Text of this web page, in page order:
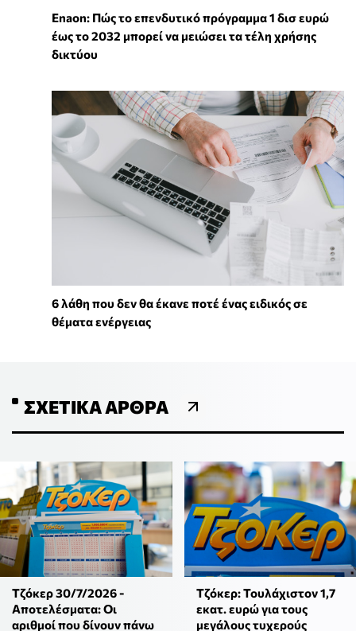
Enaon: Πώς το επενδυτικό πρόγραμμα 1 δισ ευρώ
έως το 2032 μπορεί να μειώσει τα τέλη χρήσης
δικτύου
6 λάθη που δεν θα έκανε ποτέ ένας ειδικός σε
θέματα ενέργειας
ΣΧΕΤΙΚΆ ΆΡΘΡΑ
Τζόκερ 30/7/2026 -
Αποτελέσματα: Οι
αριθμοί που δίνουν πάνω
Τζόκερ: Τουλάχιστον 1,7
εκατ. ευρώ για τους
μεγάλους τυχερούς